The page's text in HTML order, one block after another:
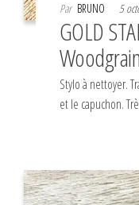
Par BRUNO 5
GOLD
Stylo à nettoyer.
et le capuchon.